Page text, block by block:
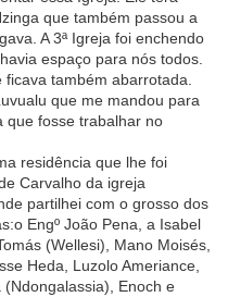
que também passou a
A 3ª Igreja foi enchendo
espaço para nós todos.
também abarrotada.
que me mandou para
que fosse trabalhar no
residência que lhe foi
Carvalho da igreja
partilhei com o grosso dos
Engº João Pena, a Isabel
(Wellesi), Mano Moisés,
Heda, Luzolo Ameriance,
Enoch e